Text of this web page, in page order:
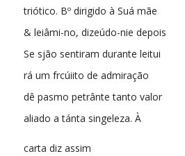
triótico. Bº dirigido à Suá mãe
& leiâmi-no, dizeúdo-nie depois
Se sjão sentiram durante leitui
rá um frcúiito de admiração
dê pasmo petrânte tanto valor
aliado a tánta singeleza. À
carta diz assim